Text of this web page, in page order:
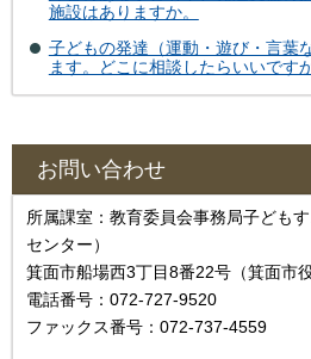
施設はありますか。
子どもの発達（運動・遊び・言葉
ます。どこに相談したらいいですか
お問い合わせ
所属課室：教育委員会事務局子ども
センター）
箕面市船場西3丁目8番22号（箕面市
電話番号：072-727-9520
ファックス番号：072-737-4559